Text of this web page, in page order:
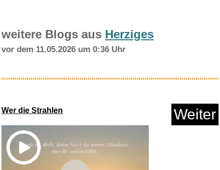
Anzeige
weitere Blogs aus Herziges
vor dem 11.05.2026 um 0:36 Uhr
Wer die Strahlen Weiter